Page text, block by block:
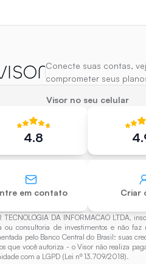
Conecte suas contas,
comprometer seus
Visor no seu celular
4.8
em contato Criar
TECNOLOGIA DA INFORMACAO LTDA,
ou consultoria de investimentos e não
pelo Banco Central do Brasil: suas
que você autoriza - o Visor não realiza
com a LGPD (Lei nº 13.709/2018).